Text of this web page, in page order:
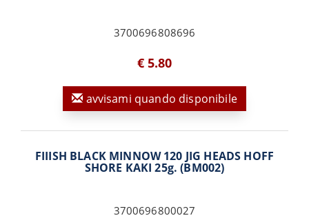
3700696808696
€ 5.80
avvisami quando disponibile
FIIISH BLACK MINNOW 120 JIG HEADS HOFF
SHORE KAKI 25g. (BM002)
3700696800027